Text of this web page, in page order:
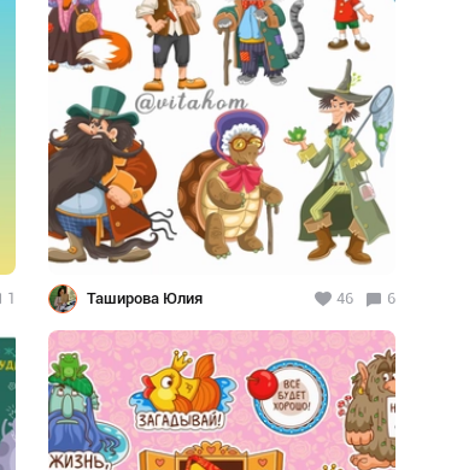
1 Таширова Юлия 46 6